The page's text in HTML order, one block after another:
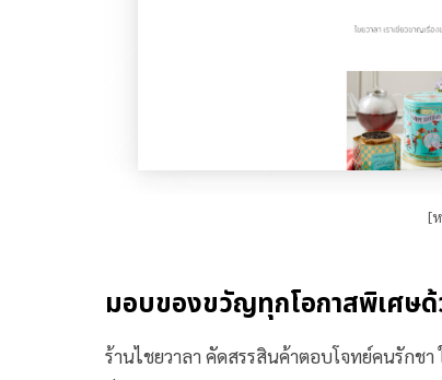
[
มอบของขวัญทุกโอกาสพิเศษด้
ร้านไชยวาลา คัดสรรสินค้าตอบโจทย์คนรักช